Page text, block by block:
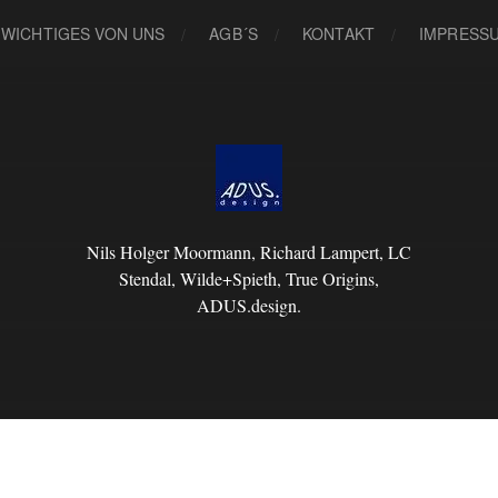
VON UNS AGB´S KONTAKT
Nils Holger Moormann, Richard Lampert, LC
Stendal, Wilde+Spieth, True Origins,
ADUS.design.